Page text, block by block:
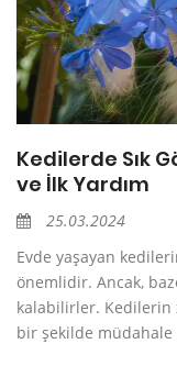
Kedilerde Sık
ve İlk Yardım
25.03.2024
Evde yaşayan
önemlidir. Ancak,
kalabilirler. Kedilerin
bir şekilde müdahale